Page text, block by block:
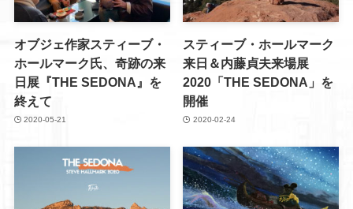
オブジェ作家スティーブ・
ホールマーク氏、奇跡の来
日展『THE SEDONA』を
終えて
2020-05-21
スティーブ・ホールマーク
来日＆内藤貞夫来場展
2020「THE SEDONA」を
開催
2020-02-24